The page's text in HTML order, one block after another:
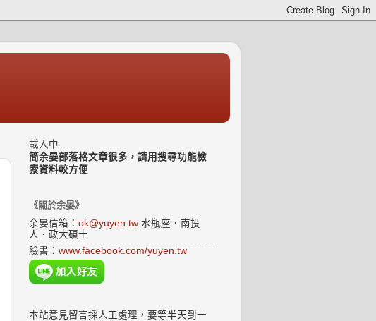
載入中...
簡余晏部落格文章很多，請用搜尋功能檢
索資料較方便
《關於余晏》
余晏信箱： ok@yuyen.tw 水瓶座．南投
人．政大碩士
臉書： www.facebook.com/yuyen.tw
本站意見留言採人工處理，要等半天到一